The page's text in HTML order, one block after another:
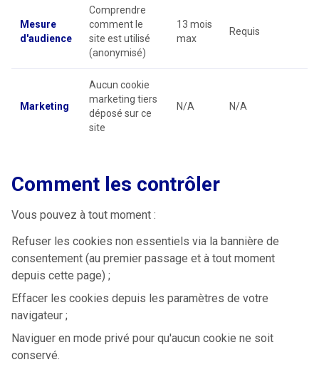
Mesure
d'audience
Comprendre
comment le
site est utilisé
(anonymisé)
13 mois
max
Requis
Marketing
Aucun cookie
marketing tiers
déposé sur ce
site
N/A N/A
Comment les contrôler
Vous pouvez à tout moment :
Refuser les cookies non essentiels via la bannière de
consentement (au premier passage et à tout moment
depuis cette page) ;
Effacer les cookies depuis les paramètres de votre
navigateur ;
Naviguer en mode privé pour qu'aucun cookie ne soit
conservé.